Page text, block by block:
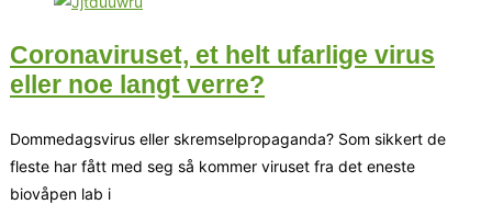
Coronaviruset, et helt ufarlige virus
eller noe langt verre?
Dommedagsvirus eller skremselpropaganda? Som sikkert de
fleste har fått med seg så kommer viruset fra det eneste
biovåpen lab i